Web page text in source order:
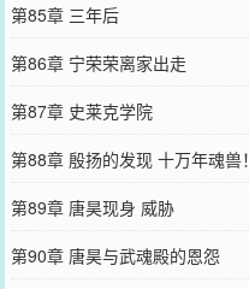
第85章 三年后
第86章 宁荣荣离家出走
第87章 史莱克学院
第88章 殷扬的发现 十万年魂兽！
第89章 唐昊现身 威胁
第90章 唐昊与武魂殿的恩怨